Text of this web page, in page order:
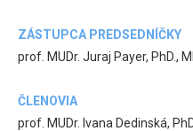
ZÁSTUPCA PREDSEDNÍČKY
prof. MUDr. Juraj Payer, PhD.,
ČLENOVIA
prof. MUDr. Ivana Dedinská,